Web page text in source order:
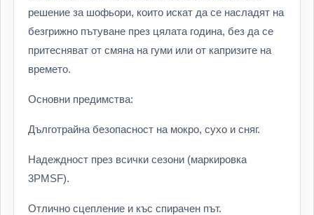
решение за шофьори, които искат да се насладят на
безгрижно пътуване през цялата година, без да се
притесняват от смяна на гуми или от капризите на
времето.
Основни предимства:
Дълготрайна безопасност на мокро, сухо и сняг.
Надеждност през всички сезони (маркировка
3PMSF).
Отлично сцепление и къс спирачен път.